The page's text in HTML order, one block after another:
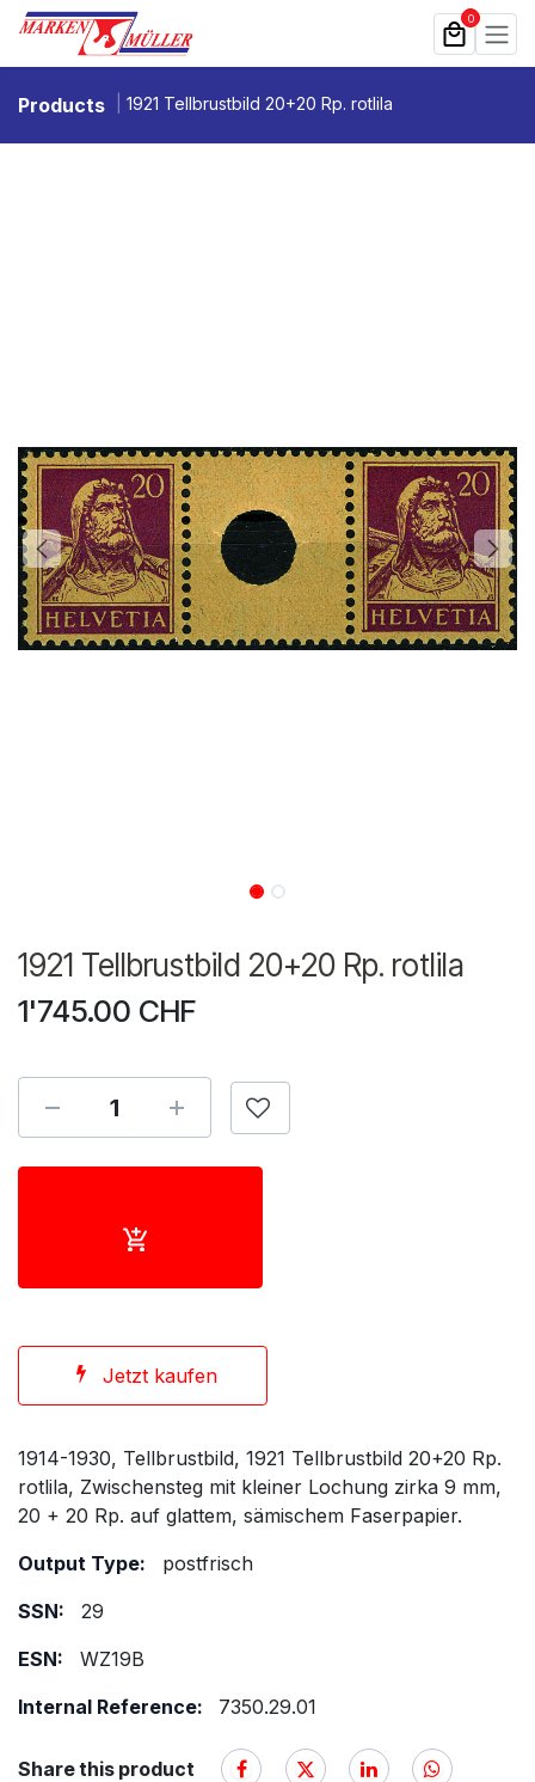
Zum Inhalt springen 0
Products 1921 Tellbrustbild 20+20 Rp. rotlila
1921 Tellbrustbild 20+20 Rp. rotlila
1'745.00 CHF
Jetzt kaufen
1914-1930, Tellbrustbild, 1921 Tellbrustbild 20+20 Rp.
rotlila, Zwischensteg mit kleiner Lochung zirka 9 mm,
20 + 20 Rp. auf glattem, sämischem Faserpapier.
Output Type:
postfrisch
SSN:
29
ESN:
WZ19B
Internal Reference:
7350.29.01
Share this product